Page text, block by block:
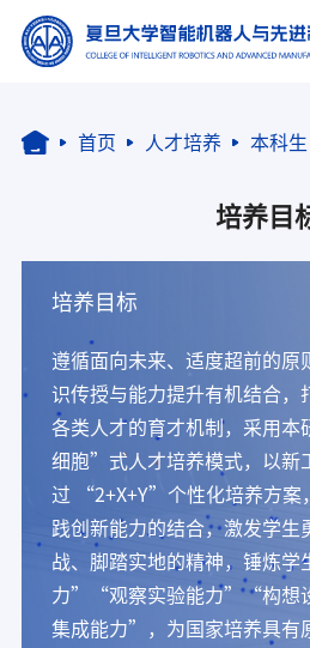
首页 人才培养 本科生
培养目
培养目标
遵循面向未来、适度超前的原
识传授与能力提升有机结合，
各类人才的育才机制，采用
细胞”式人才培养模式，以新
过 “2+X+Y”个性化培养方案
践创新能力的结合，激发学生
战、脚踏实地的精神，锤炼
力”“观察实验能力”“构想
集成能力”，为国家培养具有